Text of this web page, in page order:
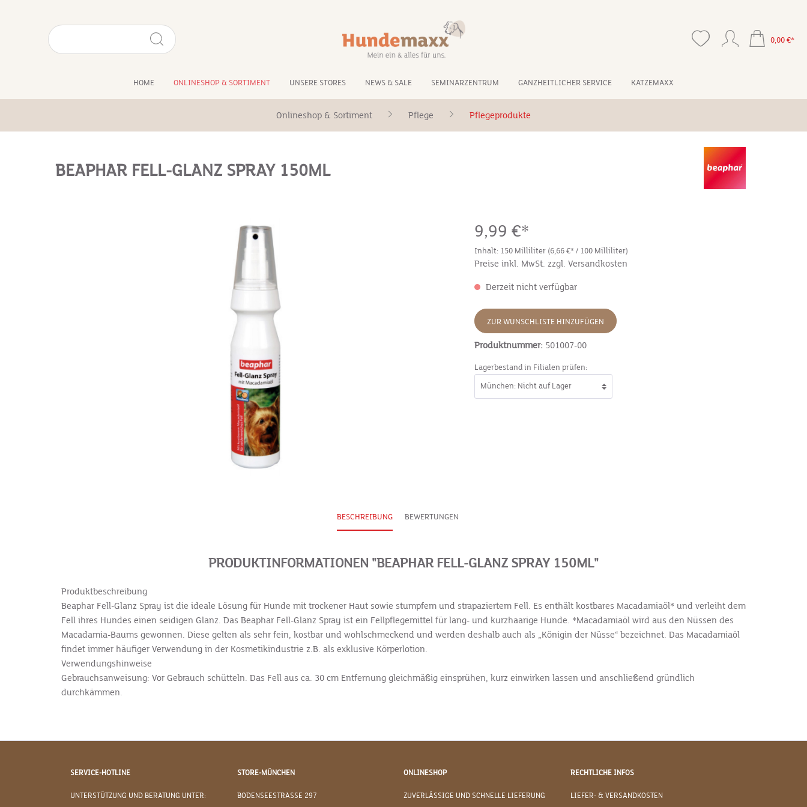
0,00 €*
HOME ONLINESHOP & SORTIMENT UNSERE STORES NEWS & SALE SEMINARZENTRUM GANZHEITLICHER SERVICE KATZEMAXX
Onlineshop & Sortiment Pflege Pflegeprodukte
BEAPHAR FELL-GLANZ SPRAY 150ML
9,99 €*
Inhalt: 150 Milliliter (6,66 €* / 100 Milliliter)
Preise inkl. MwSt. zzgl. Versandkosten
Derzeit nicht verfügbar
ZUR WUNSCHLISTE HINZUFÜGEN
Produktnummer: 501007-00
Lagerbestand in Filialen prüfen:
BESCHREIBUNG BEWERTUNGEN
PRODUKTINFORMATIONEN "BEAPHAR FELL-GLANZ SPRAY 150ML"
Produktbeschreibung
Beaphar Fell-Glanz Spray ist die ideale Lösung für Hunde mit trockener Haut sowie stumpfem und strapaziertem Fell. Es enthält kostbares Macadamiaöl* und verleiht dem
Fell ihres Hundes einen seidigen Glanz. Das Beaphar Fell-Glanz Spray ist ein Fellpflegemittel für lang- und kurzhaarige Hunde. *Macadamiaöl wird aus den Nüssen des
Macadamia-Baums gewonnen. Diese gelten als sehr fein, kostbar und wohlschmeckend und werden deshalb auch als „Königin der Nüsse“ bezeichnet. Das Macadamiaöl
findet immer häufiger Verwendung in der Kosmetikindustrie z.B. als exklusive Körperlotion.
Verwendungshinweise
Gebrauchsanweisung: Vor Gebrauch schütteln. Das Fell aus ca. 30 cm Entfernung gleichmäßig einsprühen, kurz einwirken lassen und anschließend gründlich
durchkämmen.
SERVICE-HOTLINE
UNTERSTÜTZUNG UND BERATUNG UNTER:
STORE-MÜNCHEN
BODENSEESTRASSE 297
ONLINESHOP
ZUVERLÄSSIGE UND SCHNELLE LIEFERUNG
RECHTLICHE INFOS
LIEFER- & VERSANDKOSTEN